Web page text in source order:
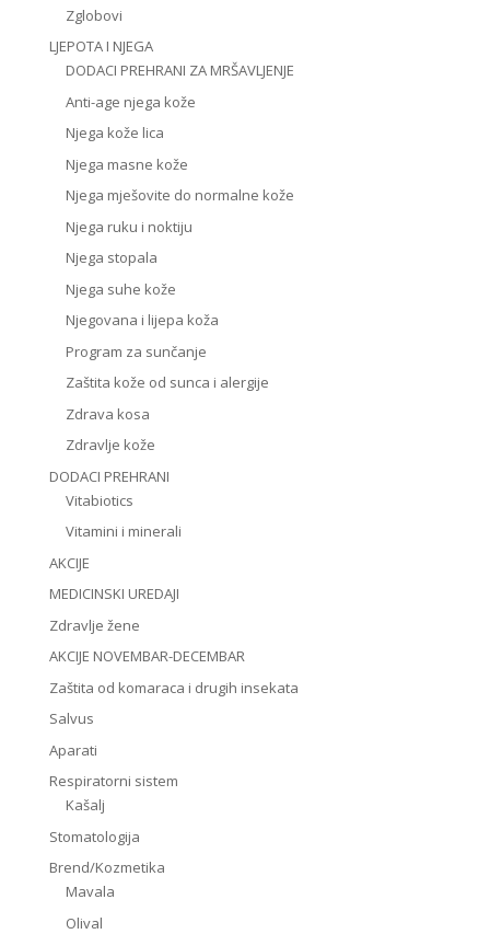
Zglobovi
LJEPOTA I NJEGA
DODACI PREHRANI ZA MRŠAVLJENJE
Anti-age njega kože
Njega kože lica
Njega masne kože
Njega mješovite do normalne kože
Njega ruku i noktiju
Njega stopala
Njega suhe kože
Njegovana i lijepa koža
Program za sunčanje
Zaštita kože od sunca i alergije
Zdrava kosa
Zdravlje kože
DODACI PREHRANI
Vitabiotics
Vitamini i minerali
AKCIJE
MEDICINSKI UREDAJI
Zdravlje žene
AKCIJE NOVEMBAR-DECEMBAR
Zaštita od komaraca i drugih insekata
Salvus
Aparati
Respiratorni sistem
Kašalj
Stomatologija
Brend/Kozmetika
Mavala
Olival